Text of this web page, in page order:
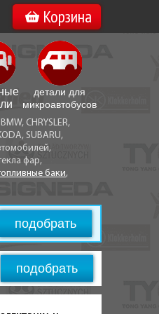
Корзина
детали для
микро­автобусов
CHRYSLER,
SUBARU,
фар,
баки,